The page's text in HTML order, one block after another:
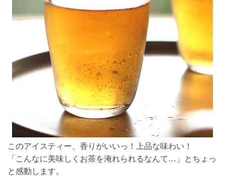
このアイスティー、香りがいいっ！上品な味わい！
「こんなに美味しくお茶を淹れられるなんて…」とちょっ
と感動します。